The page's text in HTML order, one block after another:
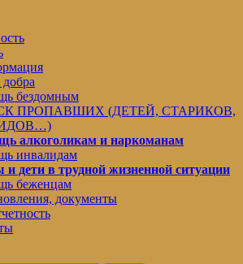
бездомным
ПРОПАВШИХ (ДЕТЕЙ, СТАРИКОВ,
алкоголикам и наркоманам
инвалидам
дети в трудной жизненной ситуации
беженцам
документы